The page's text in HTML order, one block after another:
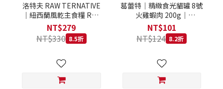
洛特夫 RAW TERNATIVE
｜紐西蘭風乾主食糧 RT3
羊肉 142g｜風乾主食糧 羊
肉 全齡犬 狗飼料
NT$279
NT$330 8.5折
葛蕾特｜精緻食光貓罐 8號
火雞蝦肉 200g｜
GranataPet 200克 主食罐
無穀罐 無膠罐 主食貓罐 德
罐
NT$101
NT$124 8.2折